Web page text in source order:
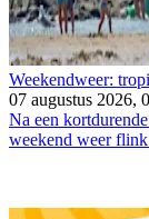
Weekendweer:
07 augustus 2026,
Na een
weekend weer